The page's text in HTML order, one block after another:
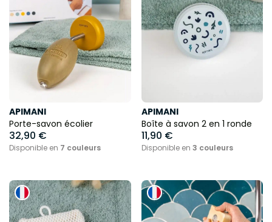
APIMANI
Porte-savon écolier
32,90 €
Disponible en 7 couleurs
APIMANI
Boîte à savon 2 en 1 ronde
11,90 €
Disponible en 3 couleurs